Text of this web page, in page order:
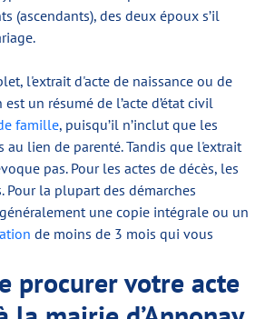
(ascendants), des deux époux s’il
l'extrait d'acte de naissance ou de
un résumé de l’acte d’état civil
famille, puisqu’il n’inclut que les
lien de parenté. Tandis que l'extrait
pas. Pour les actes de décès, les
Pour la plupart des démarches
une copie intégrale ou un
de moins de 3 mois qui vous
procurer votre acte